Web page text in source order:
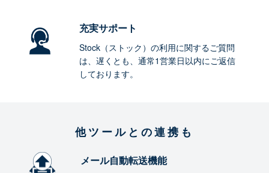
充実サポート
Stock（ストック）の利用に関するご質問
は、遅くとも、通常1営業日以内にご返信
しております。
他ツールとの連携も
メール自動転送機能